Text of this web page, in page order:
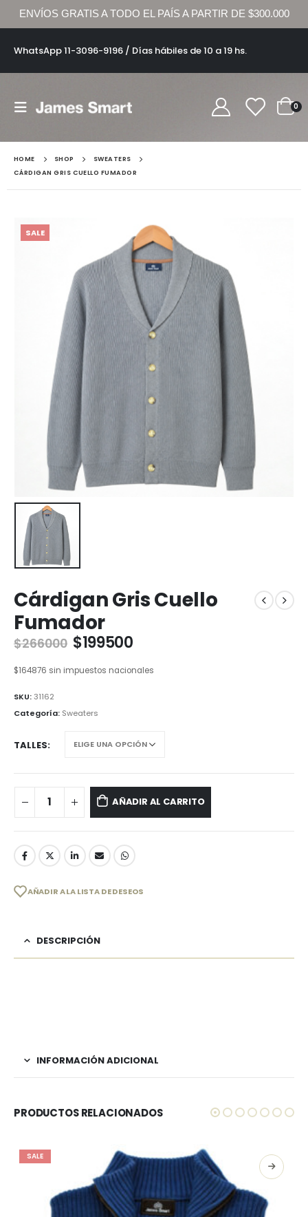
ENVÍOS GRATIS A TODO EL PAÍS A PARTIR DE $300.000
WhatsApp 11-3096-9196 / Días hábiles de 10 a 19 hs.
0
HOME SHOP
SWEATERS
CÁRDIGAN GRIS CUELLO FUMADOR
SALE
Cárdigan Gris Cuello
Fumador
$266000 $199500
$164876 sin impuestos nacionales
SKU:31162
Categoría: Sweaters
TALLES
AÑADIR AL CARRITO
AÑADIR A LA LISTA DE DESEOS
DESCRIPCIÓN
INFORMACIÓN ADICIONAL
PRODUCTOS RELACIONADOS
SALE